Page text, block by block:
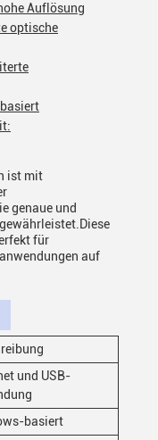
Auflösung
optische
ist mit
genaue und
für
auf
und USB-
basiert